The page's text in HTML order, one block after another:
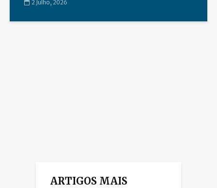
2 Julho, 2026
ARTIGOS MAIS